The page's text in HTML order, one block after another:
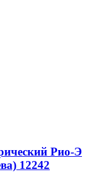
Рио-Э
12242